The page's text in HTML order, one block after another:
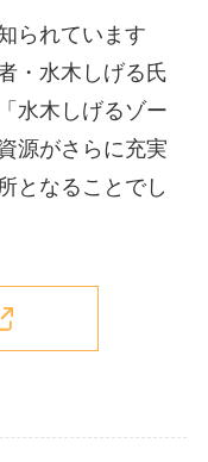
られています
・水木しげる氏
水木しげるゾー
源がさらに充実
となることでし